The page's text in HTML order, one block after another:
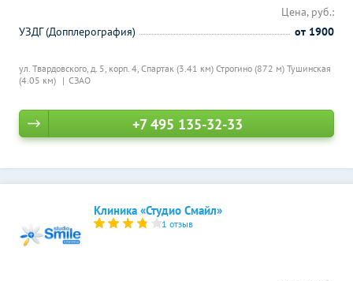
ул. Твардовского, д. 5, корп. 4, Спартак (3.41 км) Строгино (872 м) Тушинская
(4.05 км)
СЗАО
Цена, руб.:
УЗДГ (Допплерография)
от 1900
+7 495 135-32-33
Клиника «Студио Смайл»
1 отзыв